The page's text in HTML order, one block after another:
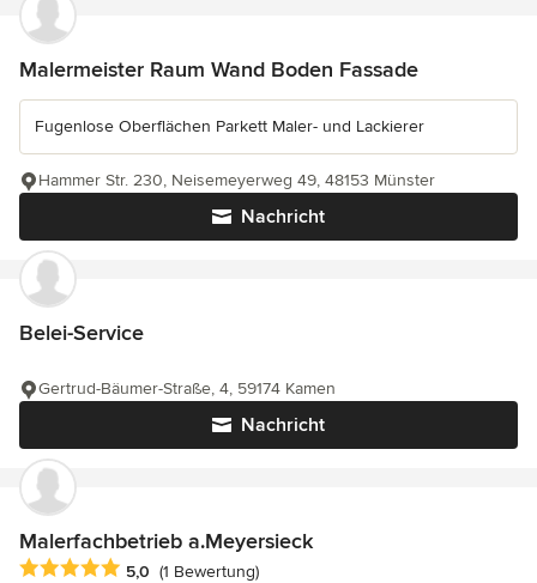
Malermeister Raum Wand Boden Fassade
Fugenlose Oberflächen Parkett Maler- und Lackierer
Nachricht
Hammer Str. 230, Neisemeyerweg 49, 48153 Münster
Belei-Service
Nachricht
Gertrud-Bäumer-Straße, 4, 59174 Kamen
Malerfachbetrieb a.Meyersieck
Durchschnittliche Bewertung: 5 von 5 Sternen
5,0 (1 Bewertung)